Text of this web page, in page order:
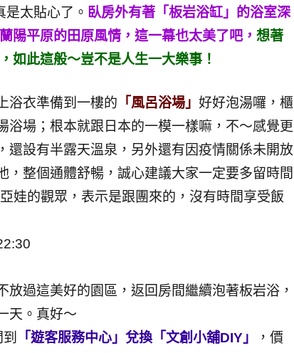
太貼心了。 臥房外有著「板岩浴缸」的浴室深
陽平原的田原風情，這一幕也太美了吧， 想著
如此這般～豈不是人生一大樂事！
浴衣準備到一樓的 「風呂浴場」 好好泡湯囉，櫃
場；根本就跟日本的一模一樣嘛，不～感覺更
還設有半露天溫泉，另外還有因疫情關係未開放
整個通體舒暢，誠心建議大家一定要多留時間
娃的觀眾，表示是跟團來的，沒有時間享受飯
過這美好的園區，返回房間繼續泡著板岩浴，
天。真好～
「遊客服務中心」兌換「文創小舖DIY」
，價